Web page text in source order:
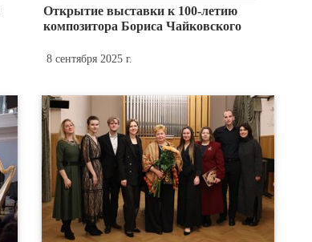
Открытие выставки к 100-летию
композитора Бориса Чайковского
8 сентября 2025 г.